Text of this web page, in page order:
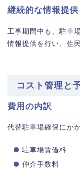
継続的な情報提供
工事期間中も、駐車
情報提供を行い、住
コスト管理と
費用の内訳
代替駐車場確保にか
駐車場賃借料
仲介手数料